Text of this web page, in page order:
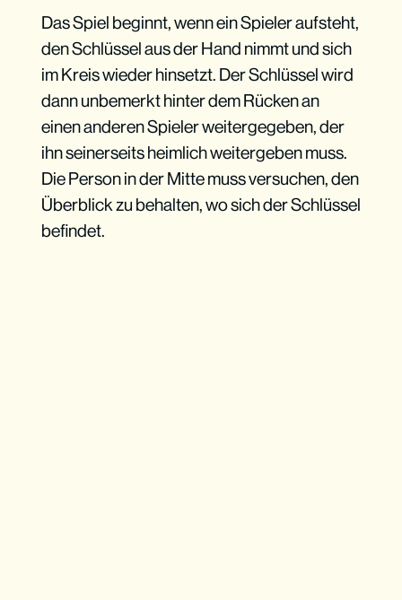
Das Spiel beginnt, wenn ein Spieler aufsteht,
den Schlüssel aus der Hand nimmt und sich
im Kreis wieder hinsetzt. Der Schlüssel wird
dann unbemerkt hinter dem Rücken an
einen anderen Spieler weitergegeben, der
ihn seinerseits heimlich weitergeben muss.
Die Person in der Mitte muss versuchen, den
Überblick zu behalten, wo sich der Schlüssel
befindet.